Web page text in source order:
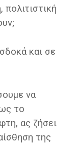
πολιτιστική
και σε
να
το
ας ζήσει
της